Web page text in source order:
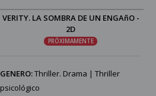
VERITY. LA SOMBRA DE UN ENGAñO -
2D
PRÓXIMAMENTE
GENERO:Thriller. Drama | Thriller
psicológico